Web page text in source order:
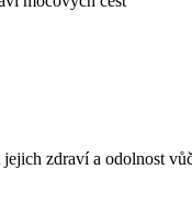
zdraví a odolnost